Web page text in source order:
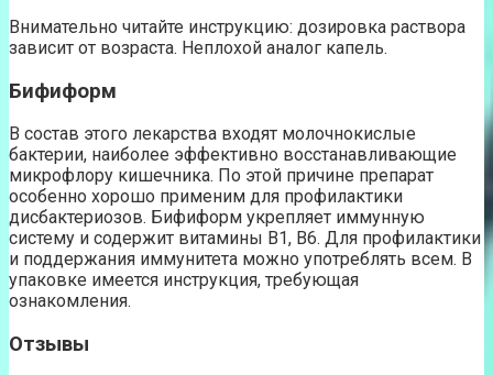
Внимательно читайте инструкцию: дозировка раствора
зависит от возраста. Неплохой аналог капель.
Бифиформ
В состав этого лекарства входят молочнокислые
бактерии, наиболее эффективно восстанавливающие
микрофлору кишечника. По этой причине препарат
особенно хорошо применим для профилактики
дисбактериозов. Бифиформ укрепляет иммунную
систему и содержит витамины B1, B6. Для профилактики
и поддержания иммунитета можно употреблять всем. В
упаковке имеется инструкция, требующая
ознакомления.
Отзывы